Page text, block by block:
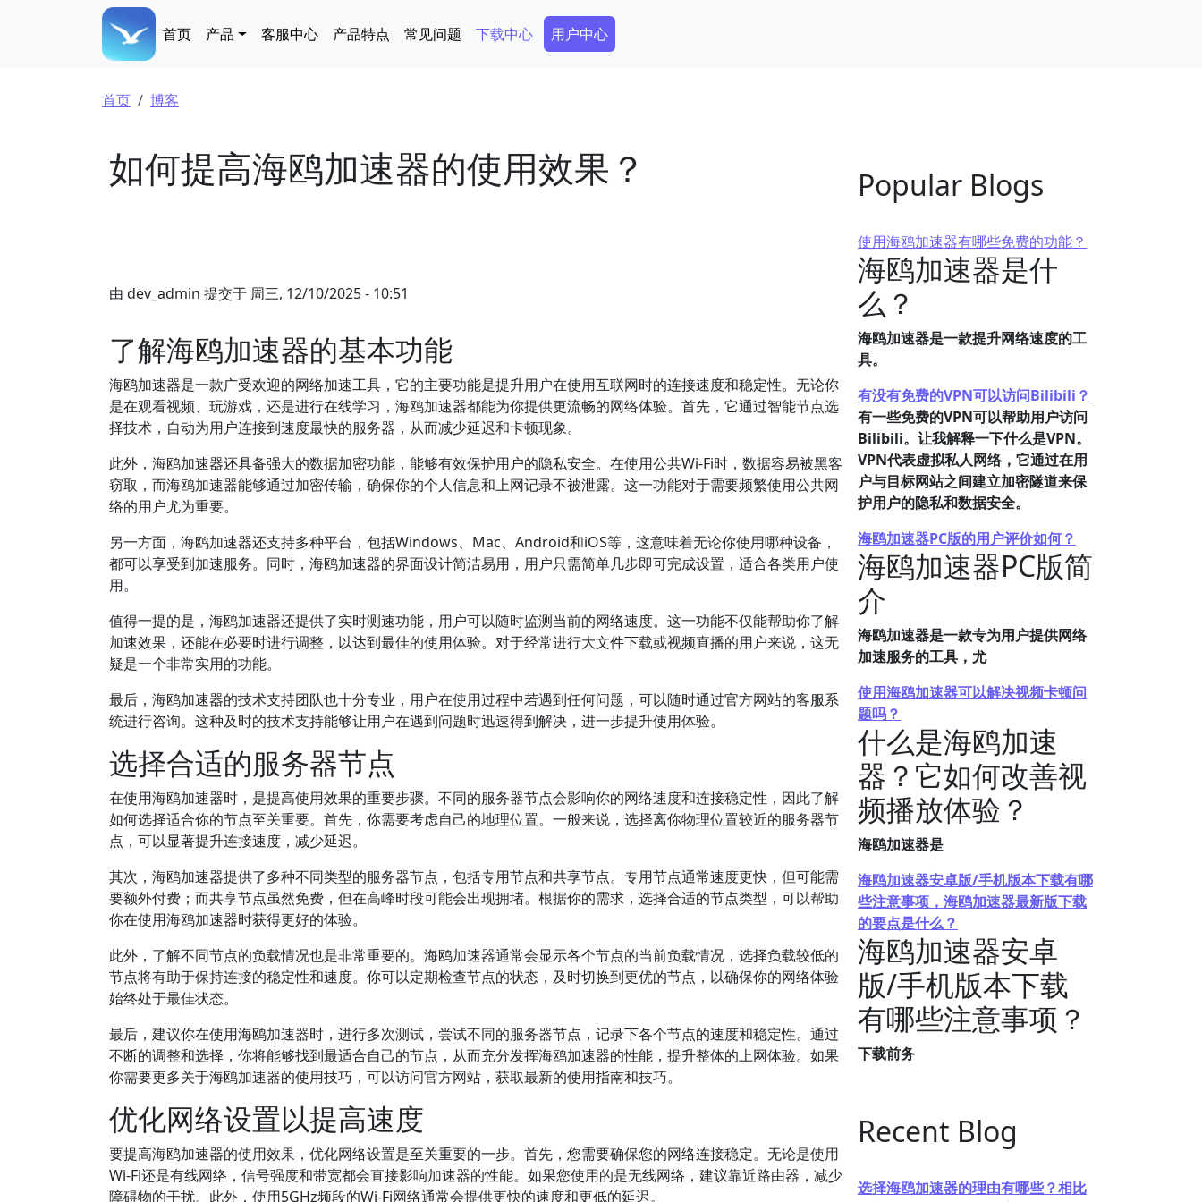
Main navigation
首页 产品 客服中心 产品特点 常见问题 下载中心 Secondary Menu
用户中心
面包屑
首页 博客
如何提高海鸥加速器的使用效果？
由 dev_admin 提交于 周三, 12/10/2025 - 10:51
了解海鸥加速器的基本功能
海鸥加速器是一款广受欢迎的网络加速工具，它的主要功能是提升用户在使用互联网时的连接速度和稳定性。无论你
是在观看视频、玩游戏，还是进行在线学习，海鸥加速器都能为你提供更流畅的网络体验。首先，它通过智能节点选
择技术，自动为用户连接到速度最快的服务器，从而减少延迟和卡顿现象。
此外，海鸥加速器还具备强大的数据加密功能，能够有效保护用户的隐私安全。在使用公共Wi-Fi时，数据容易被黑客
窃取，而海鸥加速器能够通过加密传输，确保你的个人信息和上网记录不被泄露。这一功能对于需要频繁使用公共网
络的用户尤为重要。
另一方面，海鸥加速器还支持多种平台，包括Windows、Mac、Android和iOS等，这意味着无论你使用哪种设备，
都可以享受到加速服务。同时，海鸥加速器的界面设计简洁易用，用户只需简单几步即可完成设置，适合各类用户使
用。
值得一提的是，海鸥加速器还提供了实时测速功能，用户可以随时监测当前的网络速度。这一功能不仅能帮助你了解
加速效果，还能在必要时进行调整，以达到最佳的使用体验。对于经常进行大文件下载或视频直播的用户来说，这无
疑是一个非常实用的功能。
最后，海鸥加速器的技术支持团队也十分专业，用户在使用过程中若遇到任何问题，可以随时通过官方网站的客服系
统进行咨询。这种及时的技术支持能够让用户在遇到问题时迅速得到解决，进一步提升使用体验。
选择合适的服务器节点
在使用海鸥加速器时，是提高使用效果的重要步骤。不同的服务器节点会影响你的网络速度和连接稳定性，因此了解
如何选择适合你的节点至关重要。首先，你需要考虑自己的地理位置。一般来说，选择离你物理位置较近的服务器节
点，可以显著提升连接速度，减少延迟。
其次，海鸥加速器提供了多种不同类型的服务器节点，包括专用节点和共享节点。专用节点通常速度更快，但可能需
要额外付费；而共享节点虽然免费，但在高峰时段可能会出现拥堵。根据你的需求，选择合适的节点类型，可以帮助
你在使用海鸥加速器时获得更好的体验。
此外，了解不同节点的负载情况也是非常重要的。海鸥加速器通常会显示各个节点的当前负载情况，选择负载较低的
节点将有助于保持连接的稳定性和速度。你可以定期检查节点的状态，及时切换到更优的节点，以确保你的网络体验
始终处于最佳状态。
最后，建议你在使用海鸥加速器时，进行多次测试，尝试不同的服务器节点，记录下各个节点的速度和稳定性。通过
不断的调整和选择，你将能够找到最适合自己的节点，从而充分发挥海鸥加速器的性能，提升整体的上网体验。如果
你需要更多关于海鸥加速器的使用技巧，可以访问官方网站，获取最新的使用指南和技巧。
优化网络设置以提高速度
要提高海鸥加速器的使用效果，优化网络设置是至关重要的一步。首先，您需要确保您的网络连接稳定。无论是使用
Wi-Fi还是有线网络，信号强度和带宽都会直接影响加速器的性能。如果您使用的是无线网络，建议靠近路由器，减少
障碍物的干扰。此外，使用5GHz频段的Wi-Fi网络通常会提供更快的速度和更低的延迟。
Popular Blogs
使用海鸥加速器有哪些免费的功能？
海鸥加速器是什
么？
海鸥加速器是一款提升网络速度的工
具。
有没有免费的VPN可以访问Bilibili？
有一些免费的VPN可以帮助用户访问
Bilibili。让我解释一下什么是VPN。
VPN代表虚拟私人网络，它通过在用
户与目标网站之间建立加密隧道来保
护用户的隐私和数据安全。
海鸥加速器PC版的用户评价如何？
海鸥加速器PC版简
介
海鸥加速器是一款专为用户提供网络
加速服务的工具，尤
使用海鸥加速器可以解决视频卡顿问
题吗？
什么是海鸥加速
器？它如何改善视
频播放体验？
海鸥加速器是
海鸥加速器安卓版/手机版本下载有哪
些注意事项，海鸥加速器最新版下载
的要点是什么？
海鸥加速器安卓
版/手机版本下载
有哪些注意事项？
下载前务
Recent Blog
选择海鸥加速器的理由有哪些？相比